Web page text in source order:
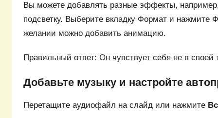
Вы можете добавлять разные эффекты,
подсветку. Выберите вкладку Формат и нажмите
желании можно добавить анимацию.
Правильный ответ: Он чувствует себя не в своей
Добавьте музыку и настройте
Перетащите аудиофайл на слайд или нажмите